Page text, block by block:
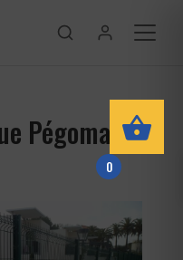
Pégomas
0